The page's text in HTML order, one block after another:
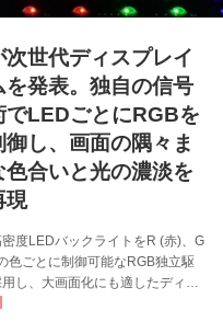
次世代ディスプレイ
を発表。独自の信号
でLEDごとにRGBを
し、画面の隅々ま
色合いと光の濃淡を
現
度LEDバックライトをR (赤)、G
色ごとに制御可能なRGB独立駆
し、大画面化にも適したディス
を開発した。各色が独立して発